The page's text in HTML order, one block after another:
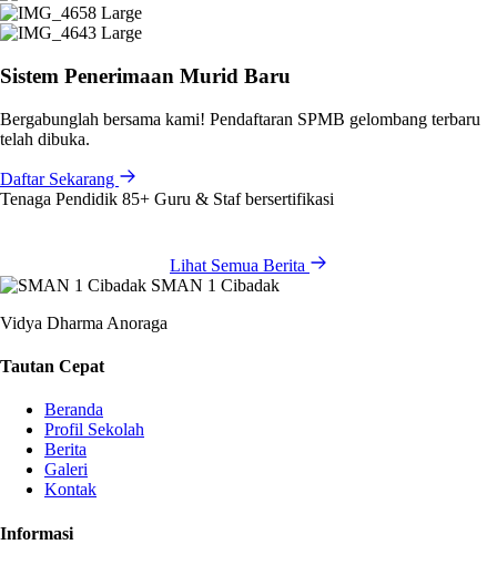
Sistem Penerimaan Murid Baru
Bergabunglah bersama kami! Pendaftaran SPMB gelombang terbaru
telah dibuka.
Daftar Sekarang
Tenaga Pendidik 85+ Guru & Staf bersertifikasi
Lihat Semua Berita
SMAN 1 Cibadak
Vidya Dharma Anoraga
Tautan Cepat
Beranda
Profil Sekolah
Berita
Galeri
Kontak
Informasi